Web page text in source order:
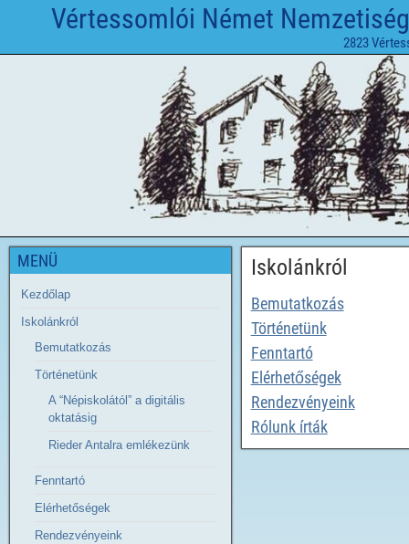
Vértessomlói Német
2823
Iskolánkról
Bemutatkozás
Történetünk
Fenntartó
Elérhetőségek
Rendezvényeink
Rólunk írták
MENÜ
Kezdőlap
Iskolánkról
Bemutatkozás
Történetünk
A “Népiskolától” a digitális
oktatásig
Rieder Antalra emlékezünk
Fenntartó
Elérhetőségek
Rendezvényeink